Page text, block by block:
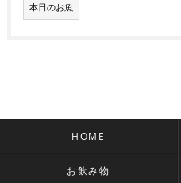
本日のお魚
HOME
お飲み物